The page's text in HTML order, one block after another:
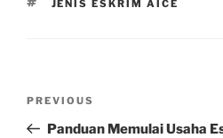
JENIS ESKRIM AICE
Previous
Post
PREVIOUS
Panduan Memulai Usaha